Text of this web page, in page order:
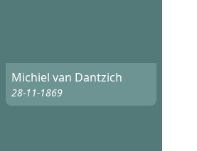
Michiel van Dantzich
28-11-1869